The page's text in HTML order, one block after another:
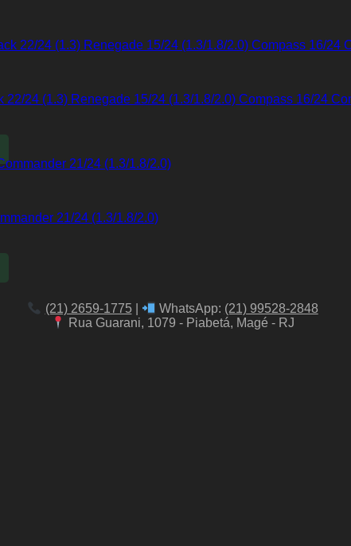
24 (1.3) Renegade 15/24 (1.3/1.8/2.0) Compass 16/24
21/24 (1.3/1.8/2.0)
(21) 2659-1775| WhatsApp: (21) 99528-2848
Rua Guarani, 1079 - Piabetá, Magé - RJ